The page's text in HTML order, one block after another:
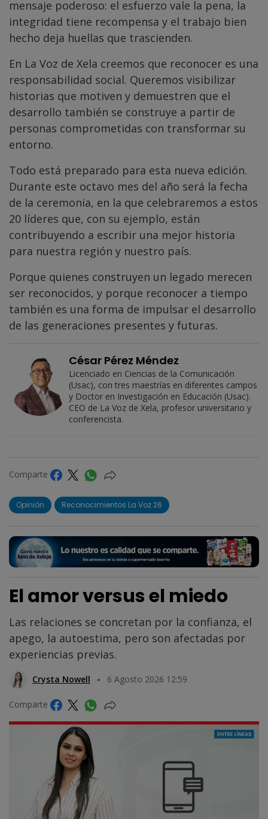
mensaje poderoso: el esfuerzo vale la pena, la
integridad tiene recompensa y el trabajo bien
hecho deja huellas que trascienden.
En La Voz de Xela creemos que reconocer es una
responsabilidad social. Queremos visibilizar
historias que motiven y demuestren que el
desarrollo también se construye a partir de
personas comprometidas con transformar su
entorno.
Todo está preparado para esta nueva edición.
Durante este octavo mes del año será la fecha
de la ceremonia, en la que celebraremos a estos
20 líderes que, con su ejemplo, están
contribuyendo a escribir una mejor historia
para nuestra región y nuestro país.
Porque quienes construyen un legado merecen
ser reconocidos, y porque reconocer a tiempo
también es una forma de impulsar el desarrollo
de las generaciones presentes y futuras.
César Pérez Méndez
Licenciado en Ciencias de la Comunicación
(Usac), con tres maestrías en diferentes campos
y Doctor en Investigación en Educación (Usac).
CEO de La Voz de Xela, profesor universitario y
conferencista.
Comparte
Opinión Reconocimientos La Voz 26
El amor versus el miedo
Las relaciones se concretan por la confianza, el
apego, la autoestima, pero son afectadas por
experiencias previas.
Crysta Nowell 6 Agosto 2026 12:59
Comparte